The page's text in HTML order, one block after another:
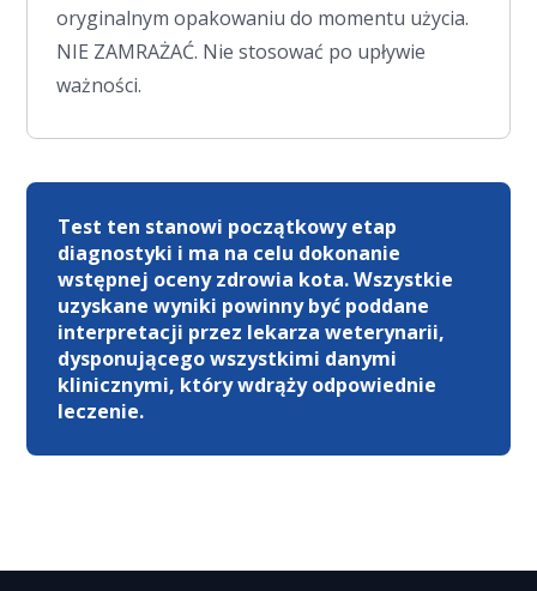
oryginalnym opakowaniu do momentu użycia.
NIE ZAMRAŻAĆ. Nie stosować po upływie
ważności.
Test ten stanowi początkowy etap
diagnostyki i ma na celu dokonanie
wstępnej oceny zdrowia kota. Wszystkie
uzyskane wyniki powinny być poddane
interpretacji przez lekarza weterynarii,
dysponującego wszystkimi danymi
klinicznymi, który wdrąży odpowiednie
leczenie.